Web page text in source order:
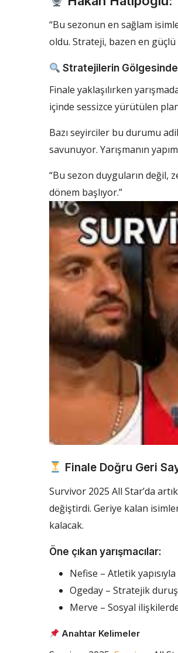
“Bu sezonun en sağlam
oldu. Strateji, bazen en güçlü
Stratejilerin
Finale yaklaşılırken
içinde sessizce yürütülen
Bazı seyirciler bu durumu
savunuyor. Yarışmanın
“Bu sezon duyguların değil,
dönem başlıyor.”
Finale Doğru Geri
Survivor 2025 All Star’da
değiştirdi. Geriye kalan
kalacak.
Öne çıkan yarışmacılar:
Nefise – Atletik
Ogeday – Stratejik
Merve – Sosyal
Anahtar Kelimeler